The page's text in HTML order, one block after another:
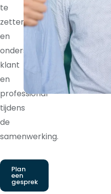
te
zetten
en
ondersteunt
klant
en
professional
tijdens
de
samenwerking.
Plan
een
gesprek